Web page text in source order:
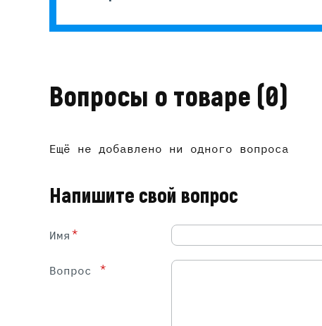
Вопросы о товаре (0)
Ещё не добавлено ни одного вопроса
Напишите свой вопрос
Имя *
Вопрос *